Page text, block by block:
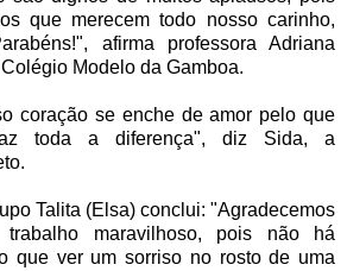
que merecem todo nosso carinho,
afirma professora Adriana
Modelo da Gamboa.
coração se enche de amor pelo que
toda a diferença", diz Sida, a
Talita (Elsa) conclui: "Agradecemos
maravilhoso, pois não há
que ver um sorriso no rosto de uma